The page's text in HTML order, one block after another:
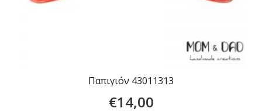
Παπιγιόν 43011313
€14,00